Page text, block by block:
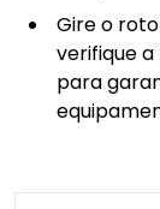
Gire o
verifique
para